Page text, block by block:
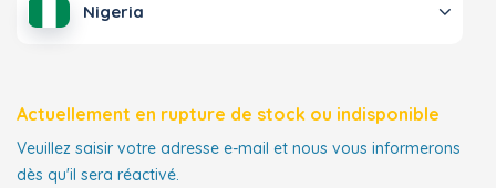
Nigeria
Actuellement en rupture de stock ou indisponible
Veuillez saisir votre adresse e-mail et nous vous informerons
dès qu'il sera réactivé.